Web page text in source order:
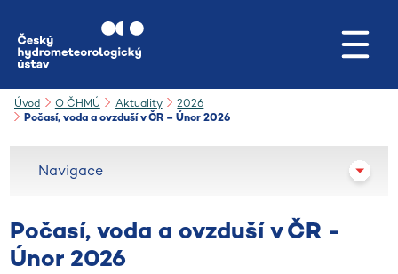
Úvod O ČHMÚ Aktuality
2026
Počasí, voda a ovzduší v ČR – Únor 2026
Počasí, voda a ovzduší v ČR -
Únor 2026
Navigace